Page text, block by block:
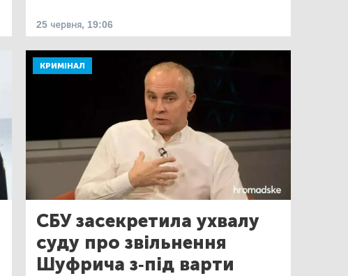
25 червня, 19:06
КРИМІНАЛ
СБУ засекретила ухвалу
суду про звільнення
Шуфрича з-під варти